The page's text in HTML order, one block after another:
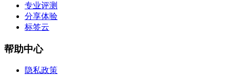
专业评测
分享体验
标签云
帮助中心
隐私政策